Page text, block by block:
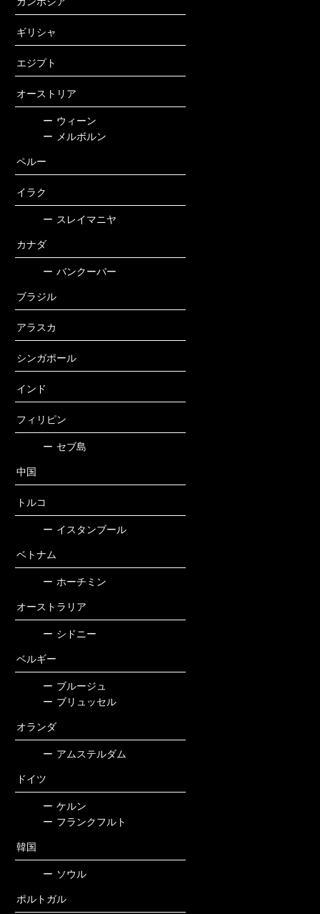
ギリシャ
エジプト
オーストリア
ー ウィーン
ー
メルボルン
ペルー
イラク
ー スレイマニヤ
カナダ
ー バンクーバー
ブラジル
アラスカ
シンガポール
インド
フィリピン
ー セブ島
中国
トルコ
ー イスタンブール
ベトナム
ー ホーチミン
オーストラリア
ー シドニー
ベルギー
ー ブルージュ
ー ブリュッセル
オランダ
ー アムステルダム
ドイツ
ー ケルン
ー フランクフルト
韓国
ー ソウル
ポルトガル